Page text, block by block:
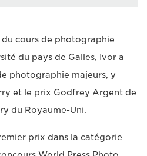
cours de photographie
du pays de Galles, Ivor a
photographie majeurs, y
et le prix Godfrey Argent de
du Royaume-Uni.
prix dans la catégorie